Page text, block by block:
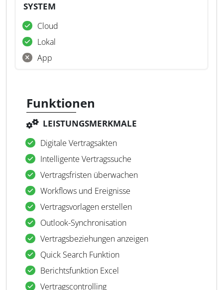
SYSTEM
Cloud
Lokal
App
Funktionen
LEISTUNGSMERKMALE
Digitale Vertragsakten
Intelligente Vertragssuche
Vertragsfristen überwachen
Workflows und Ereignisse
Vertragsvorlagen erstellen
Outlook-Synchronisation
Vertragsbeziehungen anzeigen
Quick Search Funktion
Berichtsfunktion Excel
Vertragscontrolling